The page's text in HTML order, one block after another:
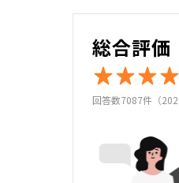
総合評価
回答数7087件（